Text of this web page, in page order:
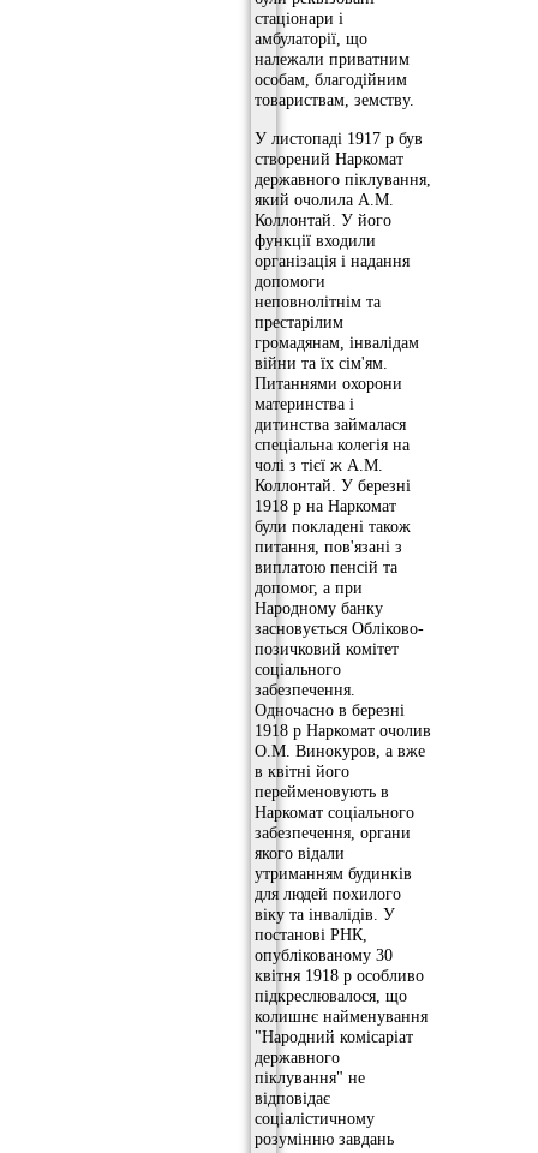
стаціонари і
амбулаторії, що
належали приватним
особам, благодійним
товариствам, земству.
У листопаді 1917 р був
створений Наркомат
державного піклування,
який очолила А.М.
Коллонтай. У його
функції входили
організація і надання
допомоги
неповнолітнім та
престарілим
громадянам, інвалідам
війни та їх сім'ям.
Питаннями охорони
материнства і
дитинства займалася
спеціальна колегія на
чолі з тієї ж А.М.
Коллонтай. У березні
1918 р на Наркомат
були покладені також
питання, пов'язані з
виплатою пенсій та
допомог, а при
Народному банку
засновується Обліково-
позичковий комітет
соціального
забезпечення.
Одночасно в березні
1918 р Наркомат очолив
О.М. Винокуров, а вже
в квітні його
перейменовують в
Наркомат соціального
забезпечення, органи
якого відали
утриманням будинків
для людей похилого
віку та інвалідів. У
постанові РНК,
опублікованому 30
квітня 1918 р особливо
підкреслювалося, що
колишнє найменування
"Народний комісаріат
державного
піклування" не
відповідає
соціалістичному
розумінню завдань